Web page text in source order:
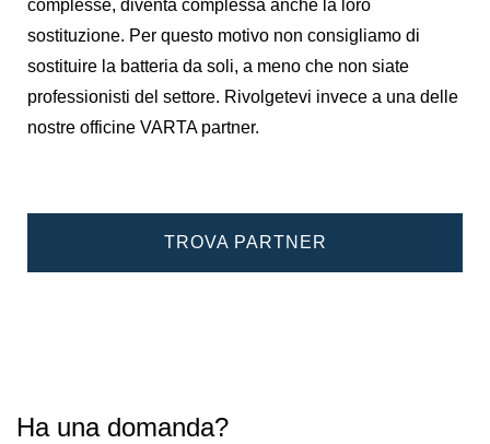
complesse, diventa complessa anche la loro
sostituzione. Per questo motivo non consigliamo di
sostituire la batteria da soli, a meno che non siate
professionisti del settore. Rivolgetevi invece a una delle
nostre officine VARTA partner.
TROVA PARTNER
Ha una domanda?